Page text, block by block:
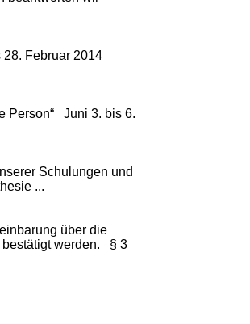
Februar 2014
Person“ Juni 3. bis 6.
Schulungen und
...
über die
bestätigt werden. § 3